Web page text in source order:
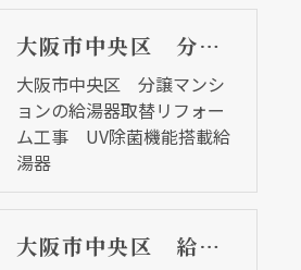
大阪市中央区 分譲マンションの給湯器取替リフォーム工事 UV除菌機能搭載給湯器
大阪市中央区 分譲マンシ
ョンの給湯器取替リフォー
ム工事 UV除菌機能搭載給
湯器
大阪市中央区 給湯器のリモコンが無くても、リモコンを設置する方法はあります